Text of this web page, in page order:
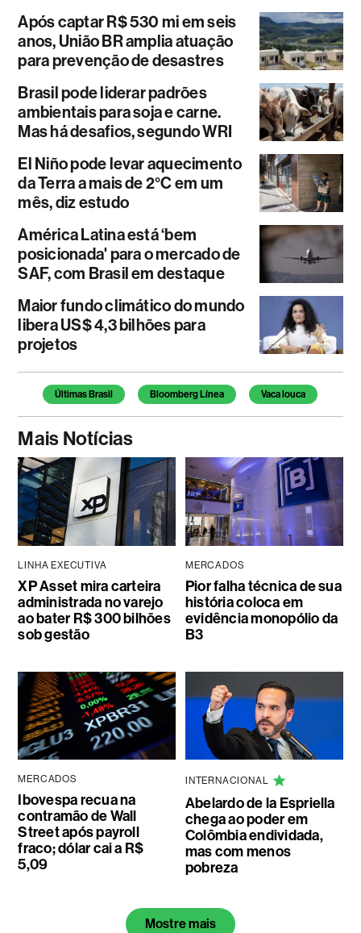
Após captar R$ 530 mi em seis
anos, União BR amplia atuação
para prevenção de desastres
Brasil pode liderar padrões
ambientais para soja e carne.
Mas há desafios, segundo WRI
El Niño pode levar aquecimento
da Terra a mais de 2°C em um
mês, diz estudo
América Latina está ‘bem
posicionada' para o mercado de
SAF, com Brasil em destaque
Maior fundo climático do mundo
libera US$ 4,3 bilhões para
projetos
Temas deste artigo
Últimas Brasil Bloomberg Línea Vaca louca
Mais Notícias
LINHA EXECUTIVA
XP Asset mira carteira
administrada no varejo
ao bater R$ 300 bilhões
sob gestão
MERCADOS
Pior falha técnica de sua
história coloca em
evidência monopólio da
B3
MERCADOS
Ibovespa recua na
contramão de Wall
Street após payroll
fraco; dólar cai a R$
5,09
INTERNACIONAL
Abelardo de la Espriella
chega ao poder em
Colômbia endividada,
mas com menos
pobreza
Mostre mais